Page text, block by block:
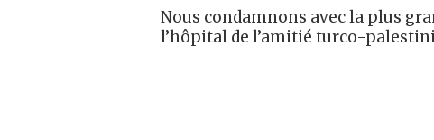
Nous condamnons avec la plus
l’hôpital de l’amitié turco-